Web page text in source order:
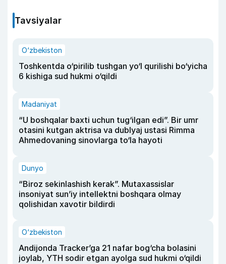
Tavsiyalar
O‘zbekiston
Toshkentda o‘pirilib tushgan yo‘l qurilishi bo‘yicha
6 kishiga sud hukmi o‘qildi
Madaniyat
“U boshqalar baxti uchun tug‘ilgan edi”. Bir umr
otasini kutgan aktrisa va dublyaj ustasi Rimma
Ahmedovaning sinovlarga to‘la hayoti
Dunyo
“Biroz sekinlashish kerak”. Mutaxassislar
insoniyat sun’iy intellektni boshqara olmay
qolishidan xavotir bildirdi
O‘zbekiston
Andijonda Tracker’ga 21 nafar bog‘cha bolasini
joylab, YTH sodir etgan ayolga sud hukmi o‘qildi